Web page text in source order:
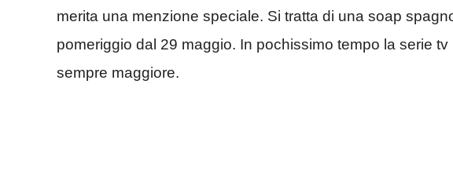
merita una menzione speciale. Si tratta di una soap
pomeriggio dal 29 maggio. In pochissimo tempo la serie
sempre maggiore.